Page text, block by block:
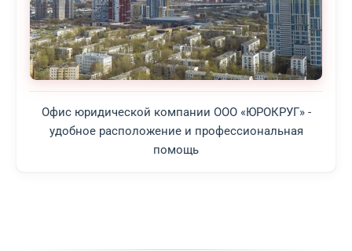
Офис юридической компании ООО «ЮРОКРУГ» -
удобное расположение и профессиональная
помощь